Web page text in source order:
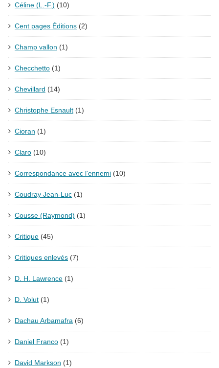
Céline (L.-F.) (10)
Cent pages Éditions (2)
Champ vallon (1)
Checchetto (1)
Chevillard (14)
Christophe Esnault (1)
Cioran (1)
Claro (10)
Correspondance avec l'ennemi (10)
Coudray Jean-Luc (1)
Cousse (Raymond) (1)
Critique (45)
Critiques enlevés (7)
D. H. Lawrence (1)
D. Volut (1)
Dachau Arbamafra (6)
Daniel Franco (1)
David Markson (1)